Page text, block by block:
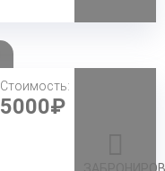
Стоимость:
5000₽